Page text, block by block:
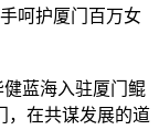
呵护厦门百万女
蓝海入驻厦门鲲
，在共谋发展的道